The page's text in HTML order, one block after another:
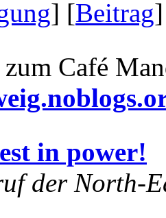
] [Beitrag
Café
in power!
der North-